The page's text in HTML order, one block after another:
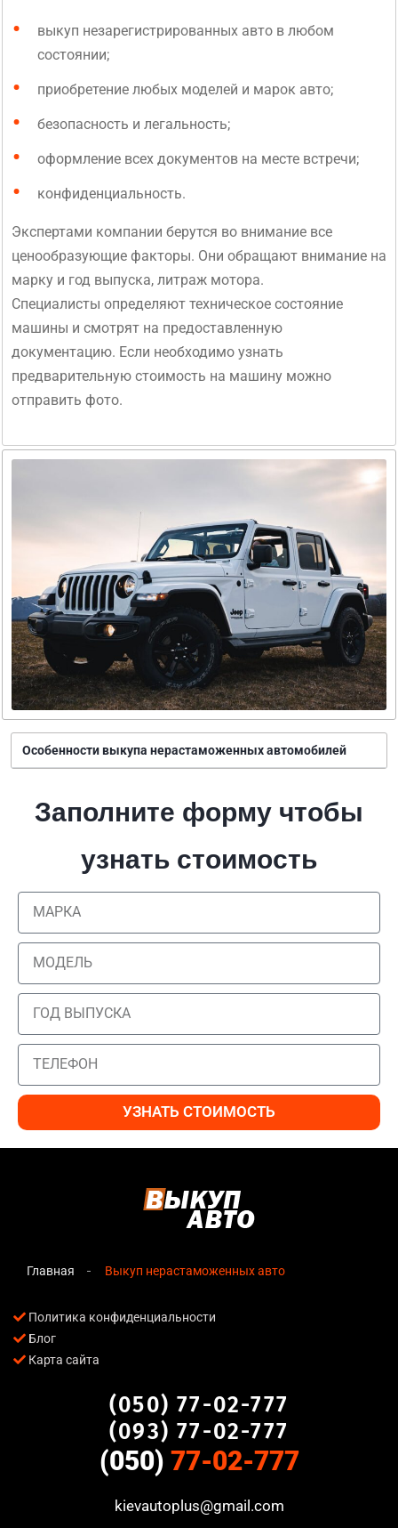
выкуп незарегистрированных авто в любом
состоянии;
приобретение любых моделей и марок авто;
безопасность и легальность;
оформление всех документов на месте встречи;
конфиденциальность.
Экспертами компании берутся во внимание все
ценообразующие факторы. Они обращают внимание на
марку и год выпуска, литраж мотора.
Специалисты определяют техническое состояние
машины и смотрят на предоставленную
документацию. Если необходимо узнать
предварительную стоимость на машину можно
отправить фото.
Особенности выкупа нерастаможенных автомобилей
Заполните форму чтобы
узнать стоимость
УЗНАТЬ СТОИМОСТЬ
Главная Выкуп нерастаможенных авто
Политика конфиденциальности
Блог
Карта сайта
(050) 77-02-777
(093) 77-02-777
(050) 77-02-777
kievautoplus@gmail.com